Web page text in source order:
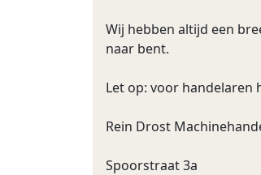
Wij hebben altijd een
naar bent.
Let op: voor handelaren
Rein Drost
Spoorstraat 3a